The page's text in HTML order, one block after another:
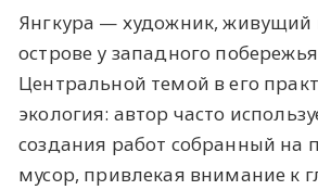
Янгкура — художник,
острове у западного
Центральной темой в его
экология: автор часто
создания работ собранный на
мусор, привлекая внимание к